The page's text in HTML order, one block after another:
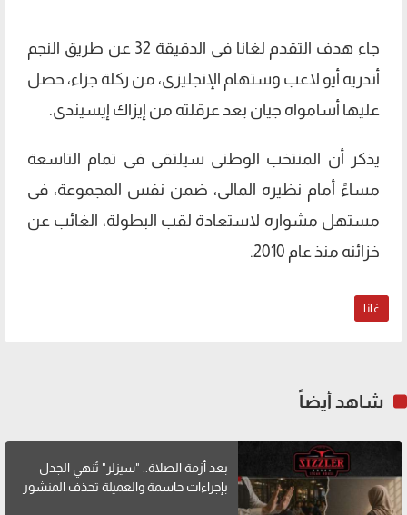
جاء هدف التقدم لغانا فى الدقيقة 32 عن طريق النجم
أندريه أيو لاعب وستهام الإنجليزى، من ركلة جزاء، حصل
عليها أسامواه جيان بعد عرقلته من إيزاك إيسيندى.
يذكر أن المنتخب الوطنى سيلتقى فى تمام التاسعة
مساءً أمام نظيره المالى، ضمن نفس المجموعة، فى
مستهل مشواره لاستعادة لقب البطولة، الغائب عن
خزائنه منذ عام 2010.
غانا
شاهد أيضاً
بعد أزمة الصلاة.. "سيزلر" تُنهي الجدل
بإجراءات حاسمة والعميلة تحذف المنشور